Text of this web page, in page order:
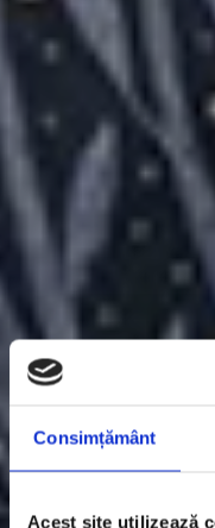
Consimțământ
Acest site utilizează